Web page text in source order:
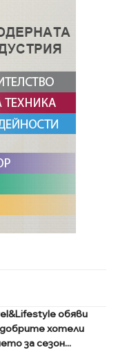
обяви
добрите хотели
за сезон...